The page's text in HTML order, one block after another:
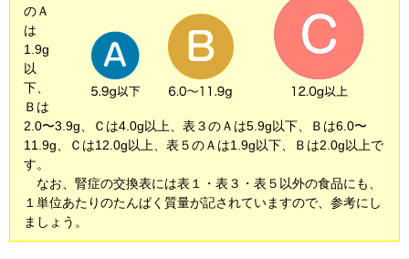
のＡ
は
1.9g
以
下、
Ｂは
2.0〜3.9g、Ｃは4.0g以上、表３のＡは5.9g以下、Ｂは6.0〜
11.9g、Ｃは12.0g以上、表５のＡは1.9g以下、Ｂは2.0g以上で
す。
なお、腎症の交換表には表１・表３・表５以外の食品にも、
１単位あたりのたんぱく質量が記されていますので、参考にし
ましょう。